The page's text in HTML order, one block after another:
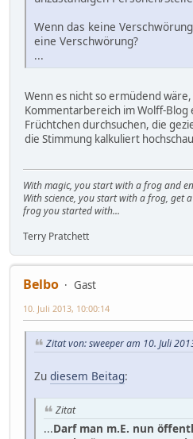
Wenn das keine
eine Verschwörung?
...
Wenn es nicht so ermüdend
Kommentarbereich im Wolff-Blog
Früchtchen durchsuchen, die
die Stimmung kalkuliert
With magic, you start with a frog and
With science, you start with a frog, get
frog you started with...
Terry Pratchett
Belbo
Gast
10. Juli 2013, 10:00:14
Zitat von: sweeper am 10. Juli
Zu diesem Beitag:
Zitat
...Darf man m.E. nun